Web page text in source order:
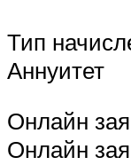
Тип
Аннуитет
Онлайн
Онлайн